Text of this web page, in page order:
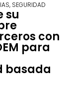
, SEGURIDAD
su
con
para
basada